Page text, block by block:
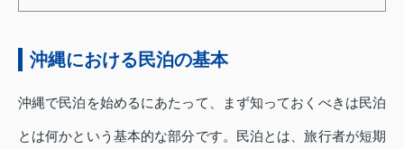
沖縄における民泊の基本
沖縄で民泊を始めるにあたって、まず知っておくべきは民泊
とは何かという基本的な部分です。民泊とは、旅行者が短期